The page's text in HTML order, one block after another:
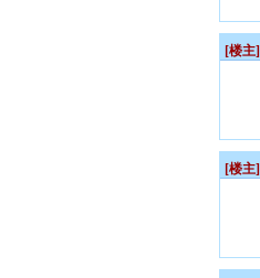
[楼主]
[楼主]